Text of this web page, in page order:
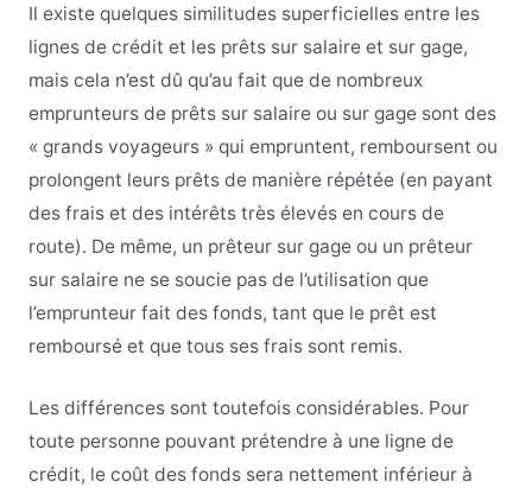
Il existe quelques similitudes superficielles entre les
lignes de crédit et les prêts sur salaire et sur gage,
mais cela n’est dû qu’au fait que de nombreux
emprunteurs de prêts sur salaire ou sur gage sont des
« grands voyageurs » qui empruntent, remboursent ou
prolongent leurs prêts de manière répétée (en payant
des frais et des intérêts très élevés en cours de
route). De même, un prêteur sur gage ou un prêteur
sur salaire ne se soucie pas de l’utilisation que
l’emprunteur fait des fonds, tant que le prêt est
remboursé et que tous ses frais sont remis.
Les différences sont toutefois considérables. Pour
toute personne pouvant prétendre à une ligne de
crédit, le coût des fonds sera nettement inférieur à